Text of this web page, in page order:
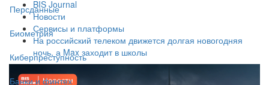
Персданные
Биометрия
Киберпреступность
Банки и финтех
BIS Journal
Новости
Сервисы и платформы
На российский телеком движется долгая новогодняя
ночь, а Max заходит в школы